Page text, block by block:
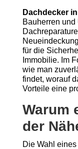
Dachdecker
Bauherren und
für die
Immobilie. Im
wie man
findet, worauf
Vorteile eine
Warum
der
Die Wahl